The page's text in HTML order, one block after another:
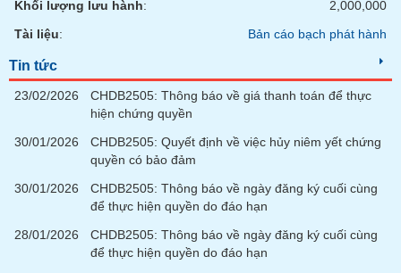
Khối lượng lưu hành:
2,000,000
Tài liệu: Bản cáo bạch phát hành
Tin tức
23/02/2026
CHDB2505: Thông báo về giá thanh toán để thực
hiện chứng quyền
30/01/2026
CHDB2505: Quyết định về việc hủy niêm yết chứng
quyền có bảo đảm
30/01/2026
CHDB2505: Thông báo về ngày đăng ký cuối cùng
để thực hiện quyền do đáo hạn
28/01/2026
CHDB2505: Thông báo về ngày đăng ký cuối cùng
để thực hiện quyền do đáo hạn